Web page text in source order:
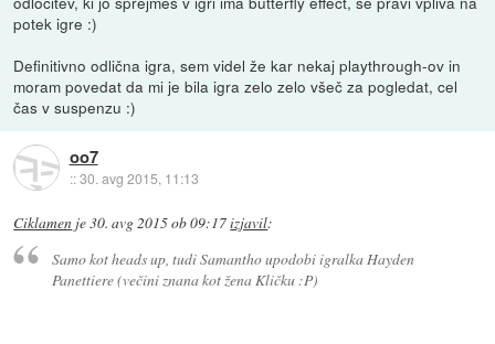
potek igre :)
Definitivno odlična igra, sem videl že kar nekaj playthrough-ov in
moram povedat da mi je bila igra zelo zelo všeč za pogledat, cel
čas v suspenzu :)
oo7
::30. avg 2015, 11:13
Ciklamen je30. avg 2015 ob 09:17izjavil:
Samo kot heads up, tudi Samantho upodobi igralka Hayden
Panettiere (večini znana kot žena Kličku :P)